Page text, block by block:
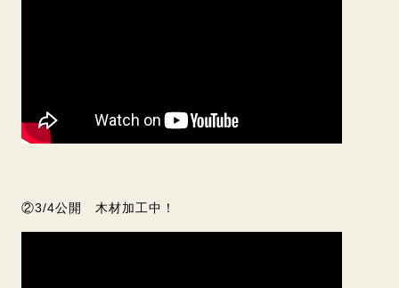
②3/4公開 木材加工中！